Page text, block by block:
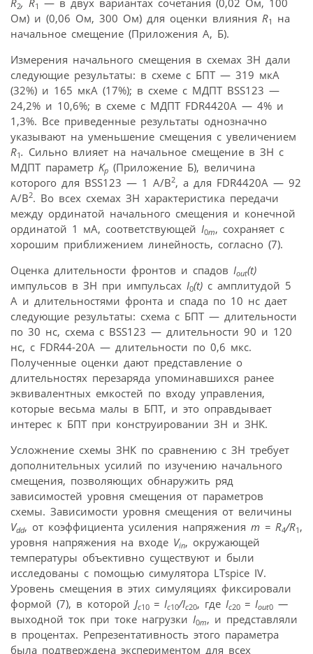
2 1
Ом) и (0,06 Ом, 300 Ом) для оценки влияния R1
на
начальное смещение (Приложения А, Б).
Измерения начального смещения в схемах ЗН дали
следующие результаты: в схеме с БПТ — 319 мкА
(32%) и 165 мкА (17%); в схеме с МДПТ BSS123 —
24,2% и 10,6%; в схеме с МДПТ FDR4420A — 4% и
1,3%. Все приведенные результаты однозначно
указывают на уменьшение смещения с увеличением
R1. Сильно влияет на начальное смещение в ЗН с
МДПТ параметр Kp (Приложение Б), величина
которого для BSS123 — 1 A/B2, а для FDR4420A — 92
A/B2. Во всех схемах ЗН характеристика передачи
между ординатой начального смещения и конечной
ординатой 1 мA, соответствующей I0m, сохраняет с
хорошим приближением линейность, согласно (7).
Оценка длительности фронтов и спадов Iout(t)
импульсов в ЗН при импульсах I0(t) с амплитудой 5
А и длительностями фронта и спада по 10 нс дает
следующие результаты: схема с БПТ — длительности
по 30 нс, схема с BSS123 — длительности 90 и 120
нс, с FDR44-20A — длительности по 0,6 мкс.
Полученные оценки дают представление о
длительностях перезаряда упоминавшихся ранее
эквивалентных емкостей по входу управления,
которые весьма малы в БПТ, и это оправдывает
интерес к БПТ при конструировании ЗН и ЗНК.
Усложнение схемы ЗНК по сравнению с ЗН требует
дополнительных усилий по изучению начального
смещения, позволяющих обнаружить ряд
зависимостей уровня смещения от параметров
схемы. Зависимости уровня смещения от величины
Vdd, от коэффициента усиления напряжения m = R4/R1 ,
уровня напряжения на входе Vin, окружающей
температуры объективно существуют и были
исследованы с помощью симулятора LTspice IV.
Уровень смещения в этих симуляциях фиксировали
формой (7), в которой Jc10 = Ic10/Ic20, где Ic20 = Iout0 —
выходной ток при токе нагрузки I0m, и представляли
в процентах. Репрезентативность этого параметра
была подтверждена экспериментом для всех